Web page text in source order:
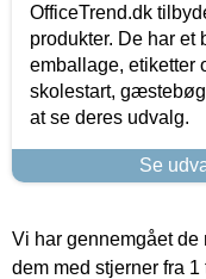
OfficeTrend.dk
produkter. De har et
emballage, etiketter
skolestart,
at se deres udvalg.
Se
Vi har gennemgået
dem med stjerner fra